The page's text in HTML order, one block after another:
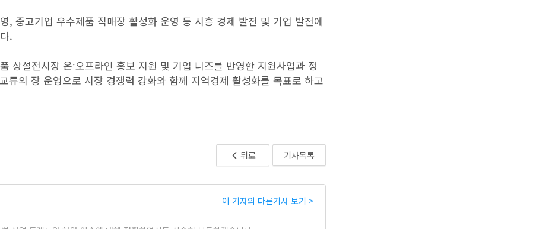
, 중고기업 우수제품 직매장 활성화 운영 등 시흥 경제 발전 및 기업 발전에
.
상설전시장 온ˑ오프라인 홍보 지원 및 기업 니즈를 반영한 지원사업과 정
류의 장 운영으로 시장 경쟁력 강화와 함께 지역경제 활성화를 목표로 하고
뒤로 기사목록
이 기자의 다른기사 보기 >